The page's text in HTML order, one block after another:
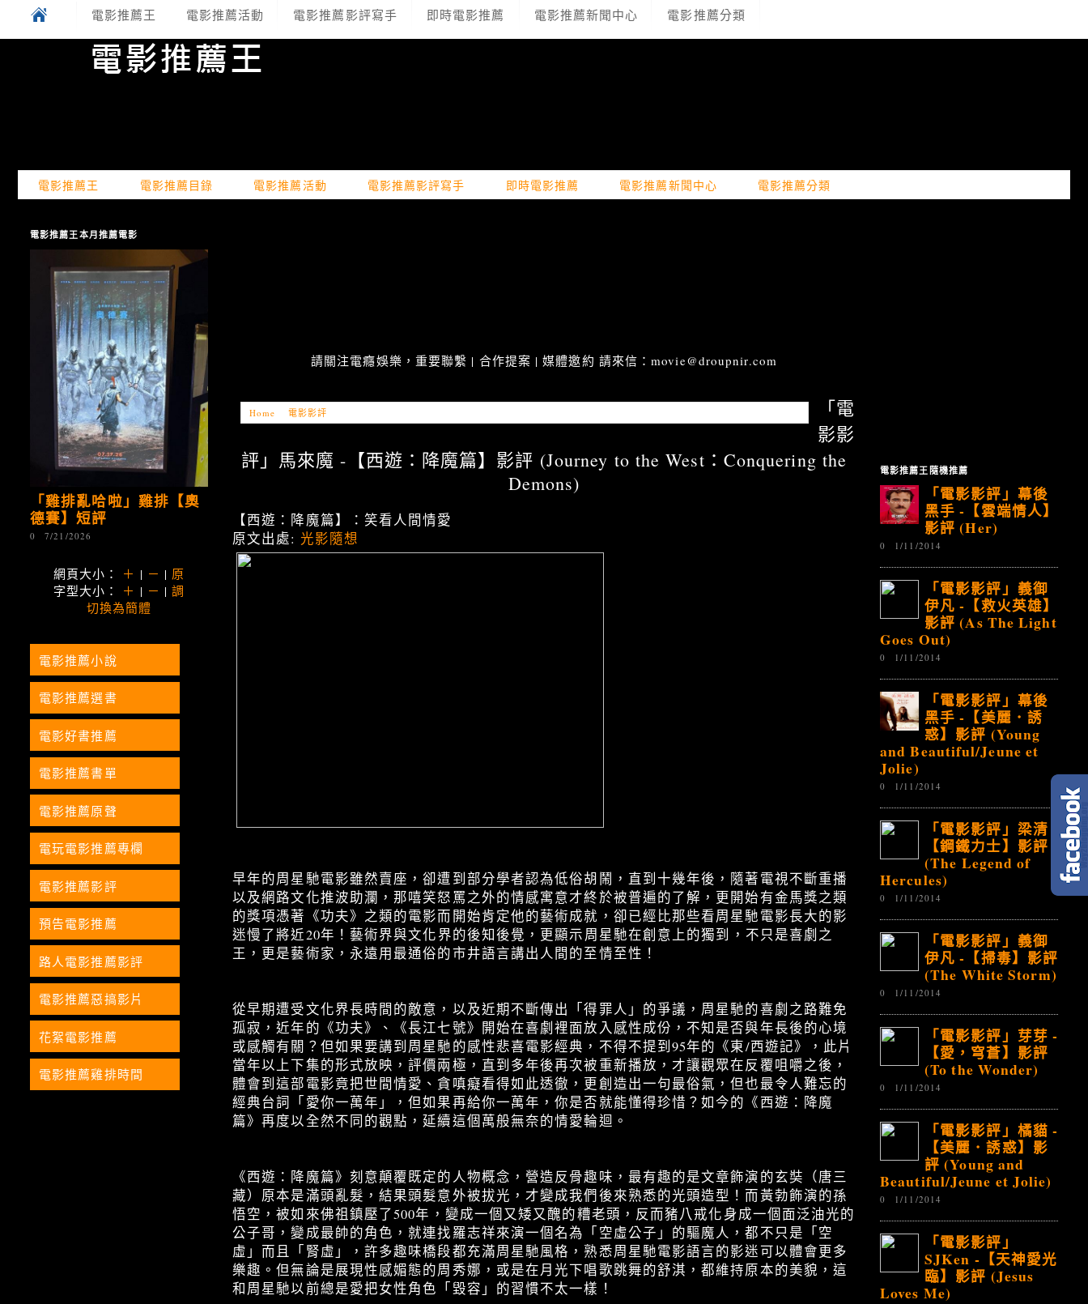
電影推薦王 電影推薦活動 電影推薦影評寫手 即時電影推薦 電影推薦新聞中心 電影推薦分類
電影推薦王 電影推薦目錄 電影推薦活動 電影推薦影評寫手 即時電影推薦 電影推薦新聞中心 電影推薦分類
請關注電癮娛樂，重要聯繫 | 合作提案 | 媒體邀約 請來信：movie@droupnir.com
Home 電影影評
「電
影影
評」馬來魔 -【西遊：降魔篇】影評 (Journey to the West：Conquering the
Demons)
【西遊：降魔篇】：笑看人間情愛
原文出處: 光影隨想
早年的周星馳電影雖然賣座，卻遭到部分學者認為低俗胡鬧，直到十幾年後，隨著電視不斷重播
以及網路文化推波助瀾，那嘻笑怒罵之外的情感寓意才終於被普遍的了解，更開始有金馬獎之類
的獎項憑著《功夫》之類的電影而開始肯定他的藝術成就，卻已經比那些看周星馳電影長大的影
迷慢了將近20年！藝術界與文化界的後知後覺，更顯示周星馳在創意上的獨到，不只是喜劇之
王，更是藝術家，永遠用最通俗的市井語言講出人間的至情至性！
從早期遭受文化界長時間的敵意，以及近期不斷傳出「得罪人」的爭議，周星馳的喜劇之路難免
孤寂，近年的《功夫》、《長江七號》開始在喜劇裡面放入感性成份，不知是否與年長後的心境
或感觸有關？但如果要講到周星馳的感性悲喜電影經典，不得不提到95年的《東/西遊記》，此片
當年以上下集的形式放映，評價兩極，直到多年後再次被重新播放，才讓觀眾在反覆咀嚼之後，
體會到這部電影竟把世間情愛、貪嗔癡看得如此透徹，更創造出一句最俗氣，但也最令人難忘的
經典台詞「愛你一萬年」，但如果再給你一萬年，你是否就能懂得珍惜？如今的《西遊：降魔
篇》再度以全然不同的觀點，延續這個萬般無奈的情愛輪迴。
《西遊：降魔篇》刻意顛覆既定的人物概念，營造反骨趣味，最有趣的是文章飾演的玄奘（唐三
藏）原本是滿頭亂髮，結果頭髮意外被拔光，才變成我們後來熟悉的光頭造型！而黃勃飾演的孫
悟空，被如來佛祖鎮壓了500年，變成一個又矮又醜的糟老頭，反而豬八戒化身成一個面泛油光的
公子哥，變成最帥的角色，就連找羅志祥來演一個名為「空虛公子」的驅魔人，都不只是「空
虛」而且「腎虛」，許多趣味橋段都充滿周星馳風格，熟悉周星馳電影語言的影迷可以體會更多
樂趣。但無論是展現性感媚態的周秀娜，或是在月光下唱歌跳舞的舒淇，都維持原本的美貌，這
和周星馳以前總是愛把女性角色「毀容」的習慣不太一樣！
電影推薦王本月推薦電影
「雞排亂哈啦」雞排【奧
德賽】短評
0 7/21/2026
網頁大小： ＋ | － | 原
字型大小： ＋ | － |調
切換為簡體
電影推薦小說
電影推薦選書
電影好書推薦
電影推薦書單
電影推薦原聲
電玩電影推薦專欄
電影推薦影評
預告電影推薦
路人電影推薦影評
電影推薦惡搞影片
花絮電影推薦
電影推薦雞排時間
電影推薦王隨機推薦
「電影影評」幕後
黑手 -【雲端情人】
影評 (Her)
0 1/11/2014
「電影影評」義御
伊凡 -【救火英雄】
影評 (As The Light
Goes Out)
0 1/11/2014
「電影影評」幕後
黑手 -【美麗．誘
惑】影評 (Young
and Beautiful/Jeune et
Jolie)
0 1/11/2014
「電影影評」梁清 -
【鋼鐵力士】影評
(The Legend of
Hercules)
0 1/11/2014
「電影影評」義御
伊凡 -【掃毒】影評
(The White Storm)
0 1/11/2014
「電影影評」芽芽 -
【愛，穹蒼】影評
(To the Wonder)
0 1/11/2014
「電影影評」橘貓 -
【美麗．誘惑】影
評 (Young and
Beautiful/Jeune et Jolie)
0 1/11/2014
「電影影評」
SJKen -【天神愛光
臨】影評 (Jesus
Loves Me)